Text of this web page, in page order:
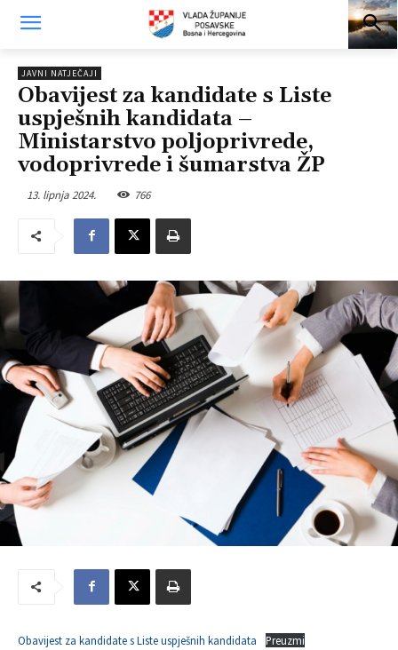
JAVNI NATJEČAJI
Obavijest za kandidate s Liste
uspješnih kandidata –
Ministarstvo poljoprivrede,
vodoprivrede i šumarstva ŽP
13. lipnja 2024. 766
Obavijest za kandidate s Liste uspješnih kandidata Preuzmi